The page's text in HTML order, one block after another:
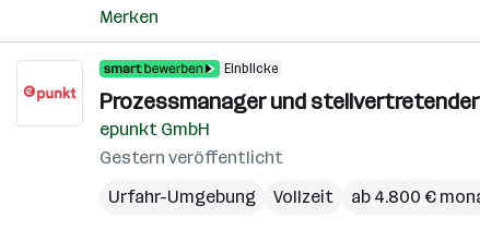
Merken
Einblicke
Prozessmanager und
epunkt GmbH
Gestern veröffentlicht
Urfahr-Umgebung
Vollzeit ab 4.800 €